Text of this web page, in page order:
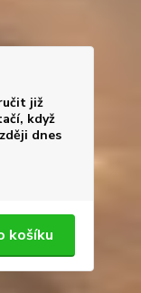
již
když
dnes
košíku